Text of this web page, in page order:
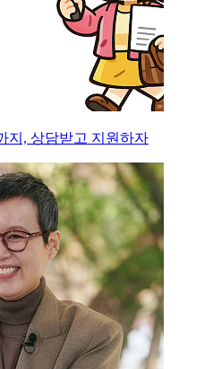
지, 상담받고 지원하자